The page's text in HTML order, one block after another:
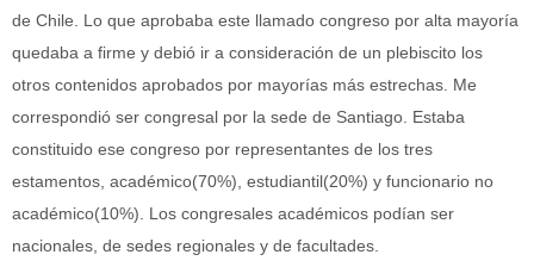
de Chile. Lo que aprobaba este llamado congreso por alta mayoría
quedaba a firme y debió ir a consideración de un plebiscito los
otros contenidos aprobados por mayorías más estrechas. Me
correspondió ser congresal por la sede de Santiago. Estaba
constituido ese congreso por representantes de los tres
estamentos, académico(70%), estudiantil(20%) y funcionario no
académico(10%). Los congresales académicos podían ser
nacionales, de sedes regionales y de facultades.